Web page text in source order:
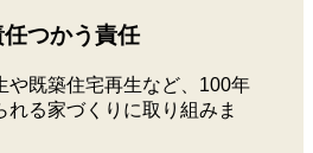
つかう責任
や既築住宅再生など、100年
れる家づくりに取り組みま